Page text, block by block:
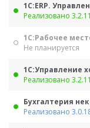
1С:ERP.
Реализовано
1С:Рабочее
Не планируется
1С:Управление
Реализовано
Бухгалтерия
Реализовано